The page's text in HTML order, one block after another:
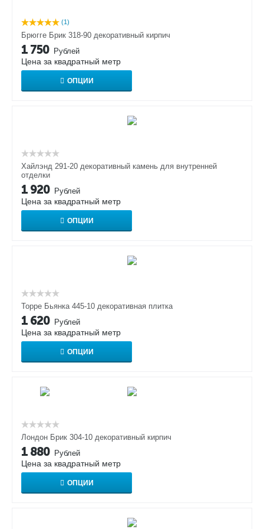
(1)
Брюгге Брик 318-90 декоративный кирпич
1 750 Рублей
Цена за квадратный метр
ОПЦИИ
Хайлэнд 291-20 декоративный камень для внутренней
отделки
1 920 Рублей
Цена за квадратный метр
ОПЦИИ
Торре Бьянка 445-10 декоративная плитка
1 620 Рублей
Цена за квадратный метр
ОПЦИИ
Лондон Брик 304-10 декоративный кирпич
1 880 Рублей
Цена за квадратный метр
ОПЦИИ